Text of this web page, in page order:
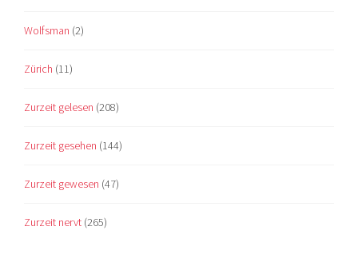
Wolfsman (2)
Zürich (11)
Zurzeit gelesen (208)
Zurzeit gesehen (144)
Zurzeit gewesen (47)
Zurzeit nervt (265)